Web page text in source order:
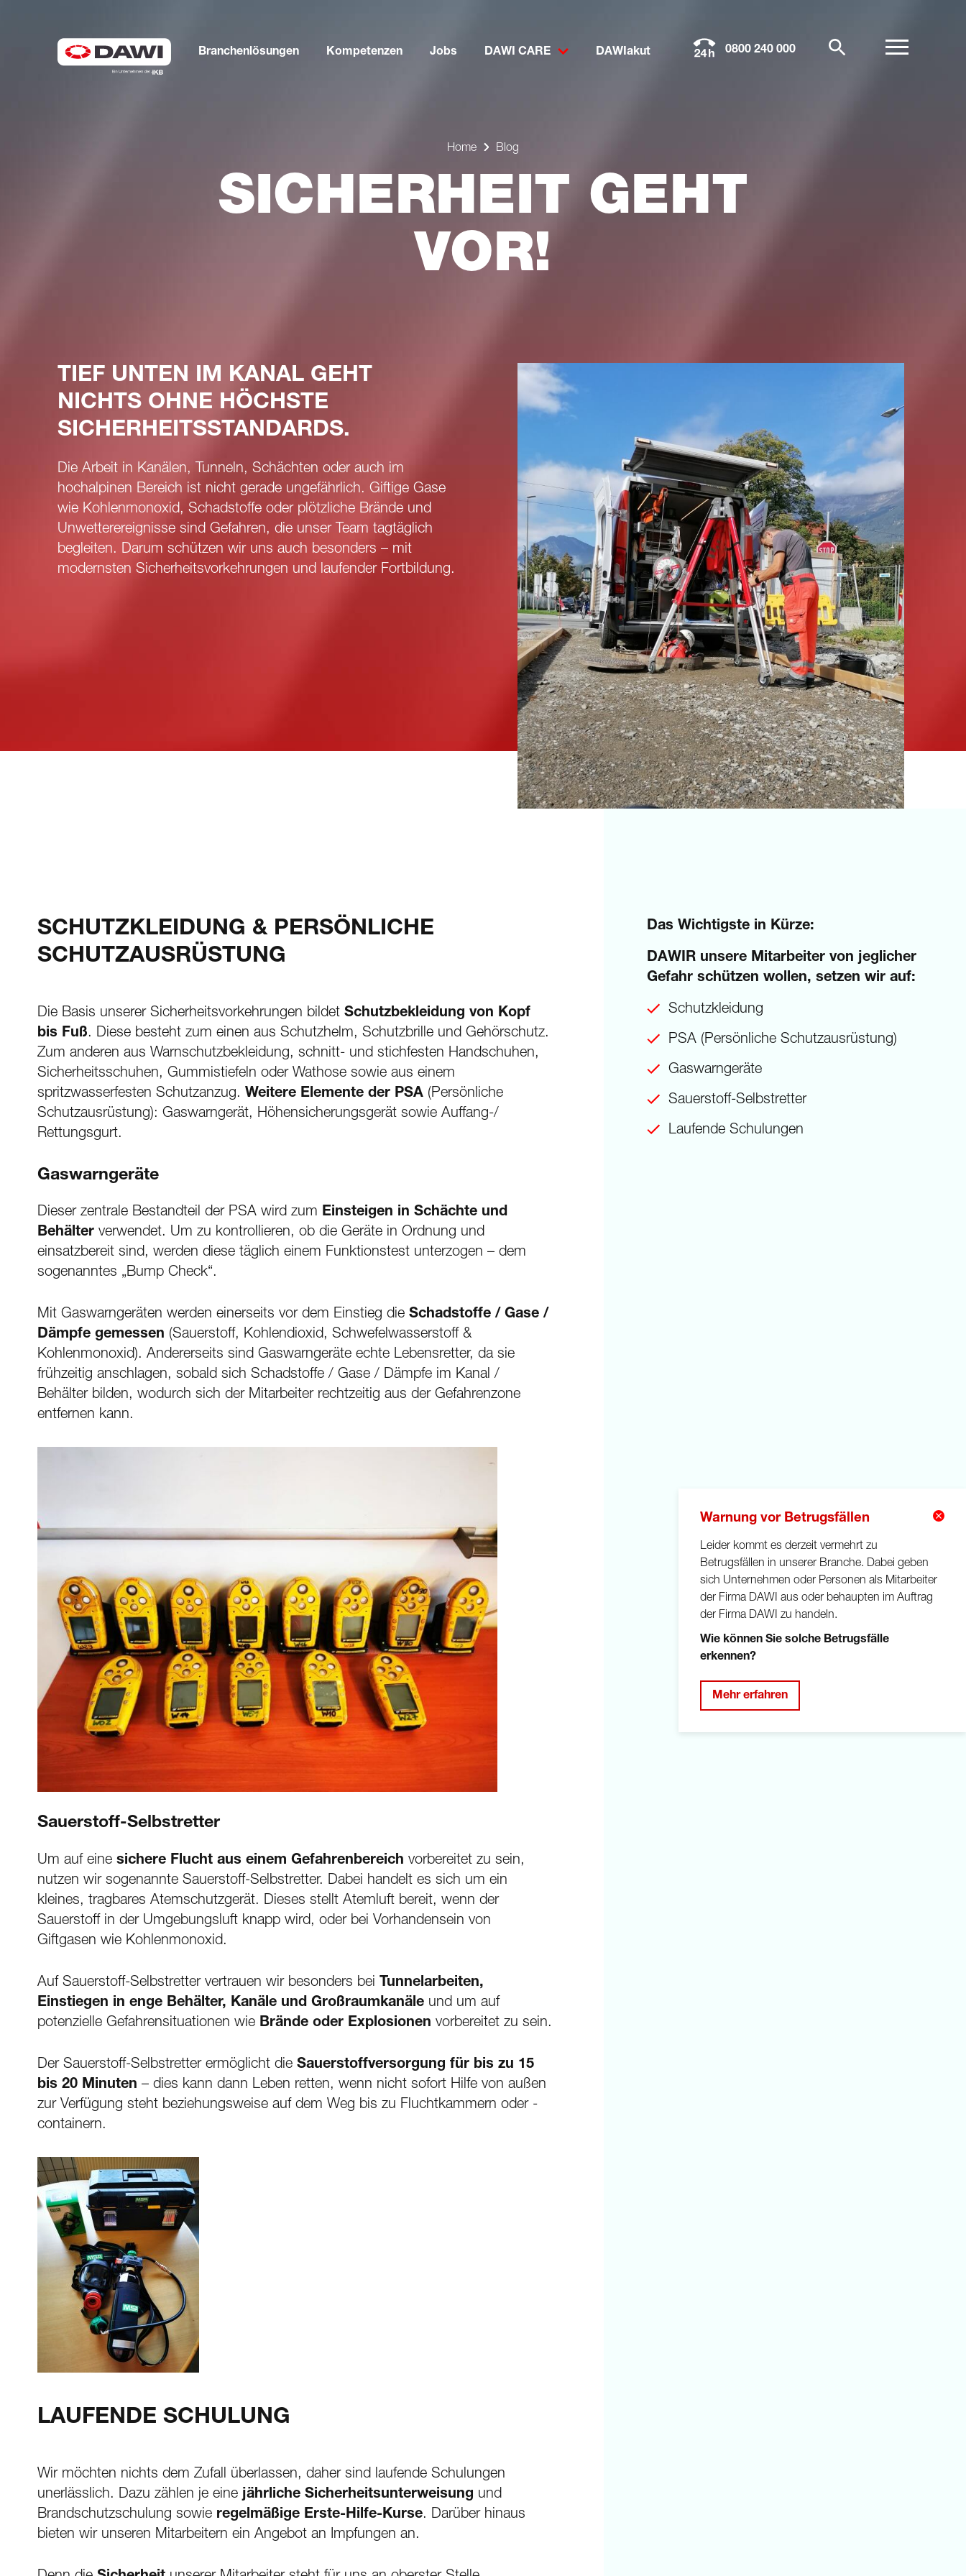
Branchenlösungen Kompetenzen Jobs DAWI CARE DAWIakut 0800 240 000
Home Blog
SICHERHEIT GEHT
VOR!
TIEF UNTEN IM KANAL GEHT
NICHTS OHNE HÖCHSTE
SICHERHEITSSTANDARDS.
Die Arbeit in Kanälen, Tunneln, Schächten oder auch im
hochalpinen Bereich ist nicht gerade ungefährlich. Giftige Gase
wie Kohlenmonoxid, Schadstoffe oder plötzliche Brände und
Unwetterereignisse sind Gefahren, die unser Team tagtäglich
begleiten. Darum schützen wir uns auch besonders – mit
modernsten Sicherheitsvorkehrungen und laufender Fortbildung.
SCHUTZKLEIDUNG & PERSÖNLICHE
SCHUTZAUSRÜSTUNG
Die Basis unserer Sicherheitsvorkehrungen bildet Schutzbekleidung von Kopf
bis Fuß. Diese besteht zum einen aus Schutzhelm, Schutzbrille und Gehörschutz.
Zum anderen aus Warnschutzbekleidung, schnitt- und stichfesten Handschuhen,
Sicherheitsschuhen, Gummistiefeln oder Wathose sowie aus einem
spritzwasserfesten Schutzanzug. Weitere Elemente der PSA (Persönliche
Schutzausrüstung): Gaswarngerät, Höhensicherungsgerät sowie Auffang-/
Rettungsgurt.
Gaswarngeräte
Dieser zentrale Bestandteil der PSA wird zum Einsteigen in Schächte und
Behälter verwendet. Um zu kontrollieren, ob die Geräte in Ordnung und
einsatzbereit sind, werden diese täglich einem Funktionstest unterzogen – dem
sogenanntes „Bump Check“.
Mit Gaswarngeräten werden einerseits vor dem Einstieg die Schadstoffe / Gase /
Dämpfe gemessen (Sauerstoff, Kohlendioxid, Schwefelwasserstoff &
Kohlenmonoxid). Andererseits sind Gaswarngeräte echte Lebensretter, da sie
frühzeitig anschlagen, sobald sich Schadstoffe / Gase / Dämpfe im Kanal /
Behälter bilden, wodurch sich der Mitarbeiter rechtzeitig aus der Gefahrenzone
entfernen kann.
Sauerstoff-Selbstretter
Um auf eine sichere Flucht aus einem Gefahrenbereich vorbereitet zu sein,
nutzen wir sogenannte Sauerstoff-Selbstretter. Dabei handelt es sich um ein
kleines, tragbares Atemschutzgerät. Dieses stellt Atemluft bereit, wenn der
Sauerstoff in der Umgebungsluft knapp wird, oder bei Vorhandensein von
Giftgasen wie Kohlenmonoxid.
Auf Sauerstoff-Selbstretter vertrauen wir besonders bei Tunnelarbeiten,
Einstiegen in enge Behälter, Kanäle und Großraumkanäle und um auf
potenzielle Gefahrensituationen wie Brände oder Explosionen vorbereitet zu sein.
Der Sauerstoff-Selbstretter ermöglicht die Sauerstoffversorgung für bis zu 15
bis 20 Minuten – dies kann dann Leben retten, wenn nicht sofort Hilfe von außen
zur Verfügung steht beziehungsweise auf dem Weg bis zu Fluchtkammern oder -
containern.
LAUFENDE SCHULUNG
Wir möchten nichts dem Zufall überlassen, daher sind laufende Schulungen
unerlässlich. Dazu zählen je eine jährliche Sicherheitsunterweisung und
Brandschutzschulung sowie regelmäßige Erste-Hilfe-Kurse. Darüber hinaus
bieten wir unseren Mitarbeitern ein Angebot an Impfungen an.
Das Wichtigste in Kürze:
DAWIR unsere Mitarbeiter von jeglicher
Gefahr schützen wollen, setzen wir auf:
Schutzkleidung
PSA (Persönliche Schutzausrüstung)
Gaswarngeräte
Sauerstoff-Selbstretter
Laufende Schulungen
Warnung vor Betrugsfällen
Leider kommt es derzeit vermehrt zu
Betrugsfällen in unserer Branche. Dabei geben
sich Unternehmen oder Personen als Mitarbeiter
der Firma DAWI aus oder behaupten im Auftrag
der Firma DAWI zu handeln.
Wie können Sie solche Betrugsfälle
erkennen?
Mehr erfahren